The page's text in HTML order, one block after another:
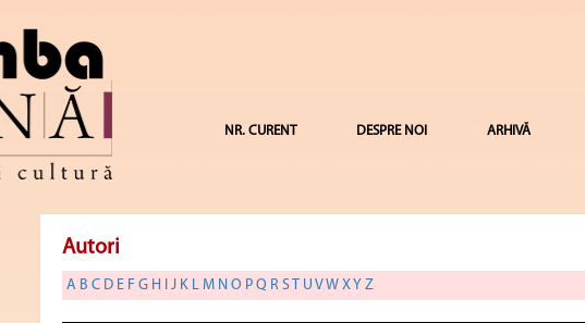
NR. CURENT DESPRE NOI ARHIVĂ
Autori
A B C D E F G H J K L M N O P Q R ST U VW XY Z